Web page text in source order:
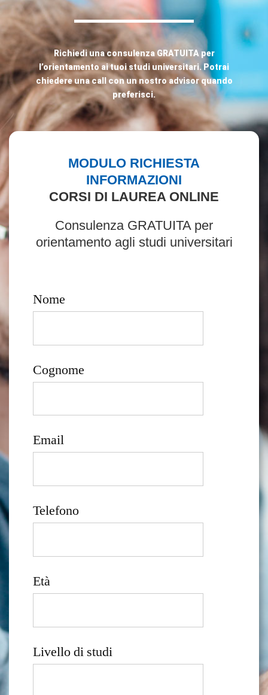
Richiedi una consulenza GRATUITA per
l’orientamento ai tuoi studi universitari. Potrai
chiedere una call con un nostro advisor quando
preferisci.
MODULO RICHIESTA
INFORMAZIONI
CORSI DI LAUREA ONLINE
Consulenza GRATUITA per
orientamento agli studi universitari
Nome
Cognome
Email
Telefono
Età
Livello di studi